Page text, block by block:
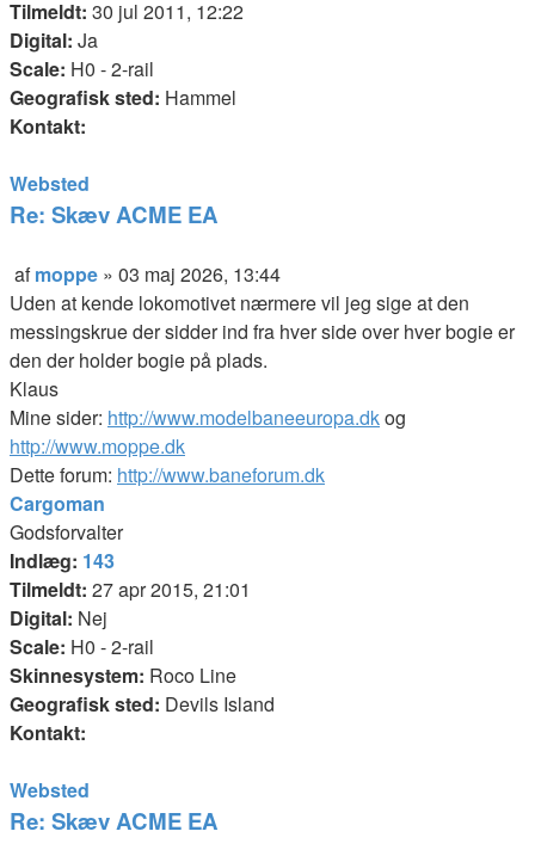
Tilmeldt: 30 jul 2011, 12:22
Digital: Ja
Scale: H0 - 2-rail
Geografisk sted: Hammel
Kontakt:
Kontakt
moppe
Websted
Re: Skæv ACME EA
Citer
Indlæg
afmoppe » 03 maj 2026, 13:44
Uden at kende lokomotivet nærmere vil jeg sige at den
messingskrue der sidder ind fra hver side over hver bogie er
den der holder bogie på plads.
Klaus
Mine sider: http://www.modelbaneeuropa.dkog
http://www.moppe.dk
Dette forum: http://www.baneforum.dk
Cargoman
Godsforvalter
Indlæg: 143
Tilmeldt: 27 apr 2015, 21:01
Digital: Nej
Scale: H0 - 2-rail
Skinnesystem: Roco Line
Geografisk sted: Devils Island
Kontakt:
Kontakt
Cargoman
Websted
Re: Skæv ACME EA